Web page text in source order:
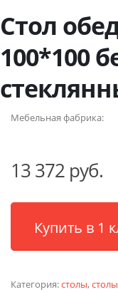
Стол
100*100
Мебельная фабрика:
13 372 руб.
Купить в 1
Категория:столы,столы